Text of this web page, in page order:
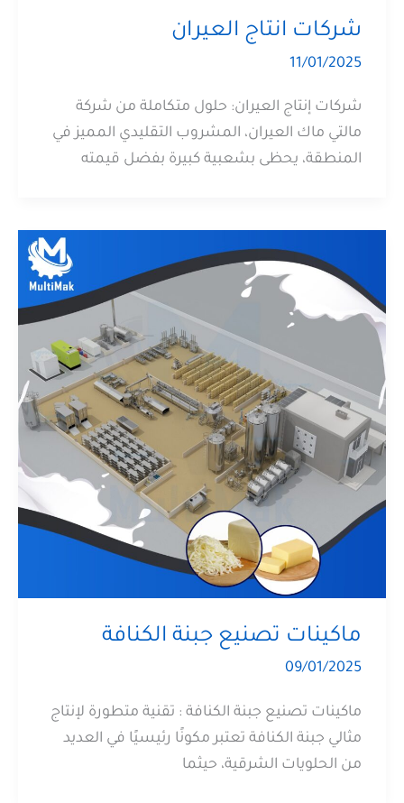
شركات انتاج العيران
11/01/2025
شركات إنتاج العيران: حلول متكاملة من شركة
مالتي ماك العيران، المشروب التقليدي المميز في
المنطقة، يحظى بشعبية كبيرة بفضل قيمته
ماكينات تصنيع جبنة الكنافة
09/01/2025
ماكينات تصنيع جبنة الكنافة : تقنية متطورة لإنتاج
مثالي جبنة الكنافة تعتبر مكونًا رئيسيًا في العديد
من الحلويات الشرقية، حيثما